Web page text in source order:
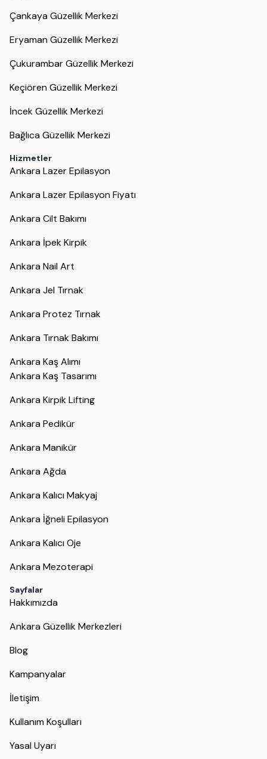
Çankaya Güzellik Merkezi
Eryaman Güzellik Merkezi
Çukurambar Güzellik Merkezi
Keçiören Güzellik Merkezi
İncek Güzellik Merkezi
Bağlıca Güzellik Merkezi
Hizmetler
Ankara Lazer Epilasyon
Ankara Lazer Epilasyon Fiyatı
Ankara Cilt Bakımı
Ankara İpek Kirpik
Ankara Nail Art
Ankara Jel Tırnak
Ankara Protez Tırnak
Ankara Tırnak Bakımı
Ankara Kaş Alımı
Ankara Kaş Tasarımı
Ankara Kirpik Lifting
Ankara Pedikür
Ankara Manikür
Ankara Ağda
Ankara Kalıcı Makyaj
Ankara İğneli Epilasyon
Ankara Kalıcı Oje
Ankara Mezoterapi
Sayfalar
Hakkımızda
Ankara Güzellik Merkezleri
Blog
Kampanyalar
İletişim
Kullanım Koşulları
Yasal Uyarı